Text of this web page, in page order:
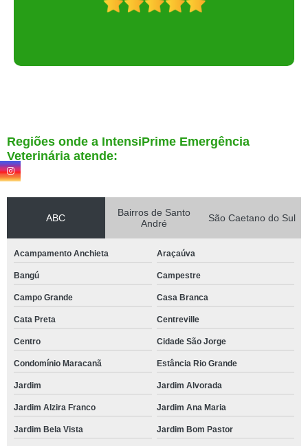
Regiões onde a IntensiPrime Emergência
Veterinária atende:
ABC
Bairros de Santo
André
São Caetano do Sul
Acampamento Anchieta Araçaúva
Bangú Campestre
Campo Grande Casa Branca
Cata Preta Centreville
Centro Cidade São Jorge
Condomínio Maracanã Estância Rio Grande
Jardim Jardim Alvorada
Jardim Alzira Franco Jardim Ana Maria
Jardim Bela Vista Jardim Bom Pastor